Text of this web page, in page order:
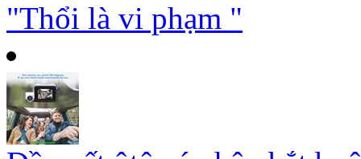
"Thổi là vi phạm "